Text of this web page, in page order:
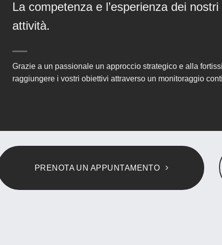
La competenza e l’esperienza dei
attività.
Grazie a un passionale un approccio strategico e alla
raggiungere i vostri obiettivi attraverso un monitoraggio
PRENOTA UN APPUNTAMENTO